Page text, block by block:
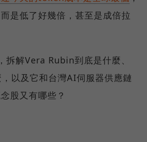
是低了好幾倍，甚至是成倍拉
拆解Vera Rubin到底是什麼、
以及它和台灣AI伺服器供應鏈
股又有哪些？